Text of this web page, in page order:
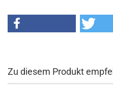
Zu diesem Produkt